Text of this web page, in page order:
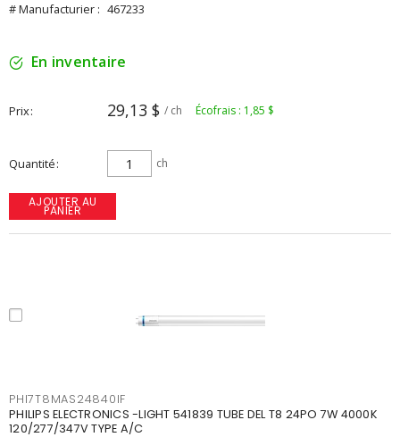
# Manufacturier : 467233
En inventaire
Prix 29,13 $ / ch Écofrais : 1,85 $
Quantité ch
AJOUTER AU
PANIER
PHI7T8MAS24840IF
PHILIPS ELECTRONICS -LIGHT 541839 TUBE DEL T8 24PO 7W 4000K
120/277/347V TYPE A/C